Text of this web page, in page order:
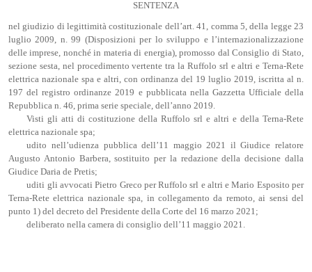
SENTENZA
nel giudizio di legittimità costituzionale dell’art. 41, comma 5, della legge 23
luglio 2009, n. 99 (Disposizioni per lo sviluppo e l’internazionalizzazione
delle imprese, nonché in materia di energia), promosso dal Consiglio di Stato,
sezione sesta, nel procedimento vertente tra la Ruffolo srl e altri e Terna-Rete
elettrica nazionale spa e altri, con ordinanza del 19 luglio 2019, iscritta al n.
197 del registro ordinanze 2019 e pubblicata nella Gazzetta Ufficiale della
Repubblica n. 46, prima serie speciale, dell’anno 2019.
Visti gli atti di costituzione della Ruffolo srl e altri e della Terna-Rete
elettrica nazionale spa;
udito nell’udienza pubblica dell’11 maggio 2021 il Giudice relatore
Augusto Antonio Barbera, sostituito per la redazione della decisione dalla
Giudice Daria de Pretis;
uditi gli avvocati Pietro Greco per Ruffolo srl e altri e Mario Esposito per
Terna-Rete elettrica nazionale spa, in collegamento da remoto, ai sensi del
punto 1) del decreto del Presidente della Corte del 16 marzo 2021;
deliberato nella camera di consiglio dell’11 maggio 2021.